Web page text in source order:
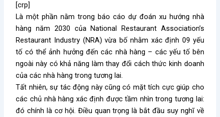
[crp]
Là một phần nằm trong báo cáo dự đoán xu hướng nhà
hàng năm 2030 của National Restaurant Association’s
Restaurant Industry (NRA) vừa bố nhằm xác định 09 yếu
tố có thể ảnh hưởng đến các nhà hàng – các yếu tố bên
ngoài này có khả năng làm thay đổi cách thức kinh doanh
của các nhà hàng trong tương lai.
Tất nhiên, sự tác động này cũng có mặt tích cực giúp cho
các chủ nhà hàng xác định được tầm nhìn trong tương lai:
đó chính là cơ hội. Điều quan trọng là bắt đầu suy nghĩ về